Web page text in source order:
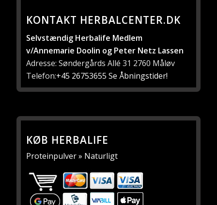
KONTAKT HERBALCENTER.DK
Selvstændig Herbalife Medlem
v/Annemarie Doolin og Peter Netz Lassen
Adresse: Søndergårds Allé 31 2760 Måløv
Telefon:+45 26753655 Se Åbningstider!
KØB HERBALIFE
Proteinpulver » Naturligt